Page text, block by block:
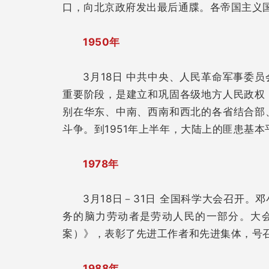
口，向北京政府发出最后通牒。各帝国主
1950年
3月18日 中共中央、人民革命军事委
重要阶段，是建立和巩固各级地方人民政
别在华东、中南、西南和西北的各省结合
斗争。到1951年上半年，大陆上的匪患基本
1978年
3月18日－31日 全国科学大会召开。
务的脑力劳动者是劳动人民的一部分。大
案）》，表彰了先进工作者和先进集体，